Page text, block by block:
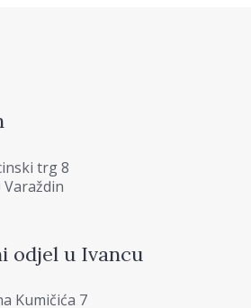
trg 8
Varaždin
odjel u Ivancu
Kumičića 7